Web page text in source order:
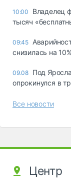
10:00
Владелец
тысяч
09:45
снизилась на
09.08 Под
опрокинулся в
Все новости
Центр